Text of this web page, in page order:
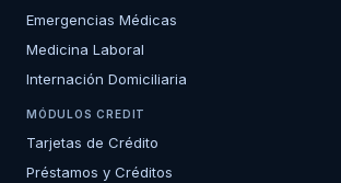
Emergencias Médicas
Medicina Laboral
Internación Domiciliaria
MÓDULOS CREDIT
Tarjetas de Crédito
Préstamos y Créditos